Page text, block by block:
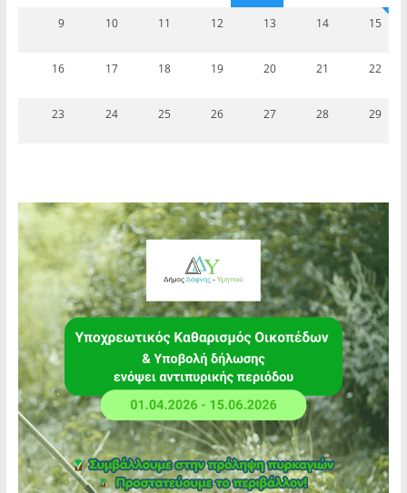
9 10 11 12 13 14 15
16 17 18 19 20 21 22
23 24 25 26 27 28 29